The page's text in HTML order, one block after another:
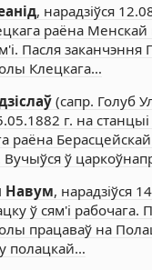
, нарадзіўся
раёна Менскай
Пасля заканчэння
Клецкага…
(сапр. Голуб
г. на
раёна Берасцейскай
Вучыўся ў
Навум, нарадзіўся
ў сям'і рабочага.
працаваў на
полацкай…